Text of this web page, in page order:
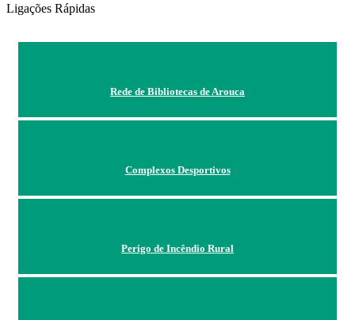
Ligações Rápidas
Rede de Bibliotecas de Arouca
Complexos Desportivos
Perigo de Incêndio Rural